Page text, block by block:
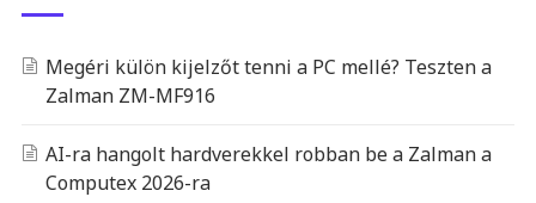
Megéri külön kijelzőt tenni a PC mellé? Teszten a
Zalman ZM-MF916
AI-ra hangolt hardverekkel robban be a Zalman a
Computex 2026-ra